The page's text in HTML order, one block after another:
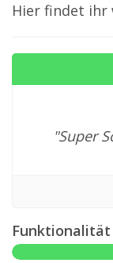
Hier findet ihr
"Super
Funktionalität